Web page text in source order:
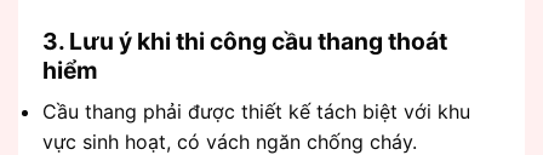
3. Lưu ý khi thi công cầu thang thoát
hiểm
Cầu thang phải được thiết kế tách biệt với khu
vực sinh hoạt, có vách ngăn chống cháy.